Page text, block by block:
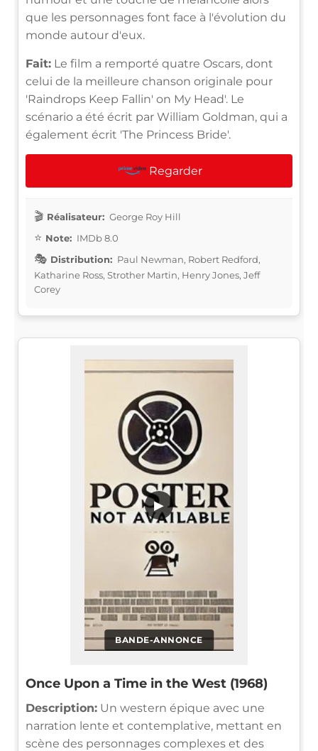
que les personnages font face à l'évolution du
monde autour d'eux.
Fait: Le film a remporté quatre Oscars, dont
celui de la meilleure chanson originale pour
'Raindrops Keep Fallin' on My Head'. Le
scénario a été écrit par William Goldman, qui a
également écrit 'The Princess Bride'.
Regarder
Réalisateur: George Roy Hill
Note: IMDb 8.0
Distribution: Paul Newman, Robert Redford,
Katharine Ross, Strother Martin, Henry Jones, Jeff
Corey
BANDE-ANNONCE
▶
Once Upon a Time in the West (1968)
Description: Un western épique avec une
narration lente et contemplative, mettant en
scène des personnages complexes et des